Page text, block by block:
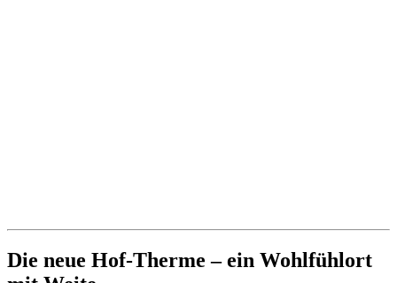
Die neue Hof-Therme – ein Wohlfühlort